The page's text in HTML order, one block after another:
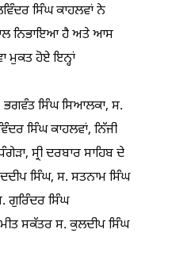
ਸਿੰਘ ਕਾਹਲਵਾਂ ਨੇ
ਨਿਭਾਇਆ ਹੈ ਅਤੇ ਆਸ
ਮੁਕਤ ਹੋਏ ਇਨ੍ਹਾਂ
ਭਗਵੰਤ ਸਿੰਘ ਸਿਆਲਕਾ, ਸ.
ਸਿੰਘ ਕਾਹਲਵਾਂ, ਨਿੱਜੀ
ਸ੍ਰੀ ਦਰਬਾਰ ਸਾਹਿਬ ਦੇ
ਸਿੰਘ, ਸ. ਸਤਨਾਮ ਸਿੰਘ
ਗੁਰਿੰਦਰ ਸਿੰਘ
ਸਕੱਤਰ ਸ. ਕੁਲਦੀਪ ਸਿੰਘ